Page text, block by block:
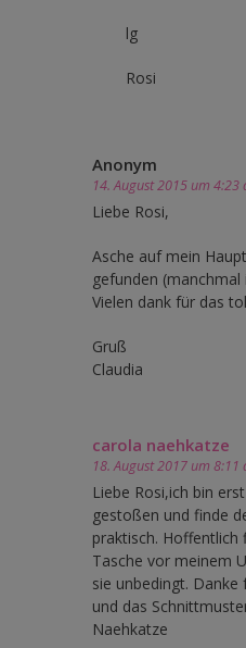
lg
Rosi
Anonym
14. August 2015 um 4:23
Liebe Rosi,
Asche auf mein
gefunden
Vielen dank für das
Gruß
Claudia
carola naehkatze
18. August 2017 um 8:11
Liebe Rosi,ich bin
gestoßen und finde
praktisch. Hoffentlich
Tasche vor meinem
sie unbedingt.
und das
Naehkatze